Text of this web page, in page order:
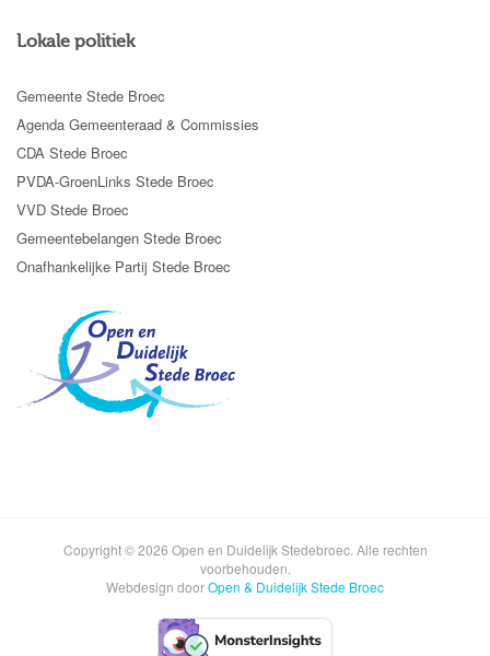
Lokale politiek
Gemeente Stede Broec
Agenda Gemeenteraad & Commissies
CDA Stede Broec
PVDA-GroenLinks Stede Broec
VVD Stede Broec
Gemeentebelangen Stede Broec
Onafhankelijke Partij Stede Broec
Copyright © 2026 Open en Duidelijk Stedebroec. Alle rechten
voorbehouden.
Webdesign doorOpen & Duidelijk Stede Broec